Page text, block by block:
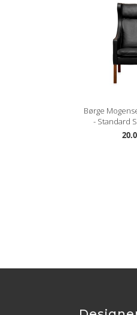
Børge
- Standard